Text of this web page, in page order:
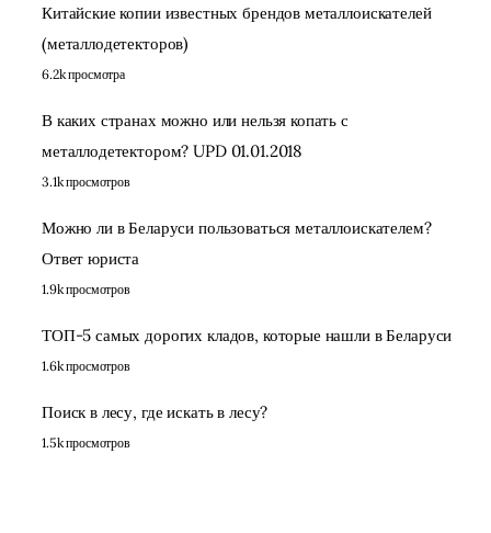
Китайские копии известных брендов металлоискателей
(металлодетекторов)
6.2k просмотра
В каких странах можно или нельзя копать с
металлодетектором? UPD 01.01.2018
3.1k просмотров
Можно ли в Беларуси пользоваться металлоискателем?
Ответ юриста
1.9k просмотров
ТОП-5 самых дорогих кладов, которые нашли в Беларуси
1.6k просмотров
Поиск в лесу, где искать в лесу?
1.5k просмотров